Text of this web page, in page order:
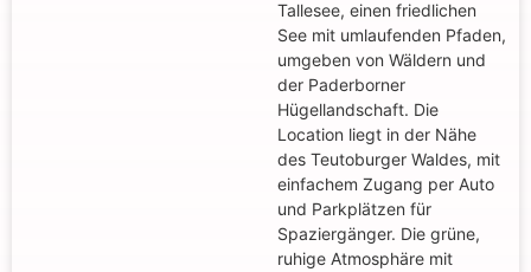
Tallesee, einen friedlichen
See mit umlaufenden Pfaden,
umgeben von Wäldern und
der Paderborner
Hügellandschaft. Die
Location liegt in der Nähe
des Teutoburger Waldes, mit
einfachem Zugang per Auto
und Parkplätzen für
Spaziergänger. Die grüne,
ruhige Atmosphäre mit